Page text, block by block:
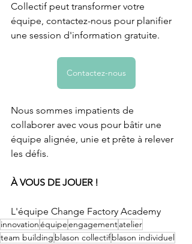
Collectif peut transformer votre
équipe, contactez-nous pour planifier
une session d'information gratuite.
Contactez-nous
Nous sommes impatients de
collaborer avec vous pour bâtir une
équipe alignée, unie et prête à relever
les défis.
À VOUS DE JOUER !
L'équipe Change Factory Academy
innovationéquipeengagementatelier
team building blason collectifblason individuel